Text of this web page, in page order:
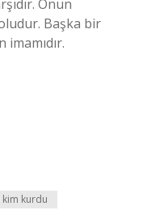
Onun
Başka bir
kurdu